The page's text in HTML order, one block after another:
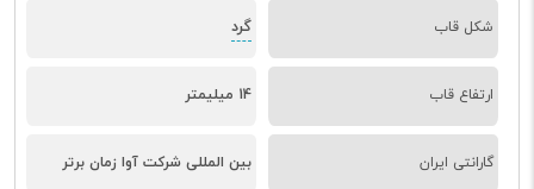
شکل قاب گرد
ارتفاع قاب 14 میلیمتر
گارانتی ایران بین المللی شرکت آوا زمان برتر